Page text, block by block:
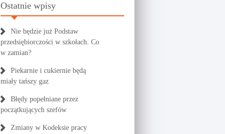
Ostatnie wpisy
Nie będzie już Podstaw
przedsiębiorczości w szkołach. Co
w zamian?
Piekarnie i cukiernie będą
miały tańszy gaz
Błędy popełniane przez
początkujących szefów
Zmiany w Kodeksie pracy